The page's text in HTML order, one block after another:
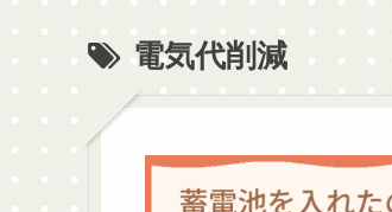
電気代削減